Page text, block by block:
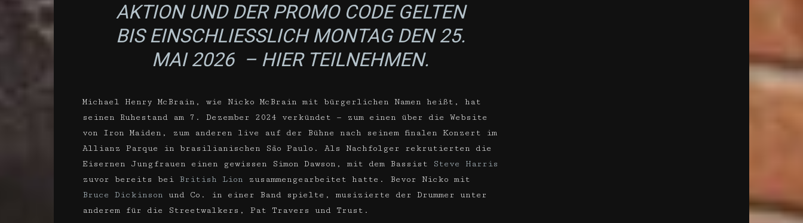
AKTION UND DER PROMO CODE GELTEN
BIS EINSCHLIESSLICH MONTAG DEN 25. M
AI 2026 – HIER TEILNEHMEN.
Michael Henry McBrain, wie Nicko McBrain mit bürgerlichen Namen heißt, hat
seinen Ruhestand am 7. Dezember 2024 verkündet — zum einen über die Website
von Iron Maiden, zum anderen live auf der Bühne nach seinem finalen Konzert im
Allianz Parque in brasilianischen São Paulo. Als Nachfolger rekrutierten die
Eisernen Jungfrauen einen gewissen Simon Dawson, mit dem Bassist
Steve Harris
zuvor bereits bei British Lion zusammengearbeitet hatte. Bevor Nicko mit
Bruce Dickinson und Co. in einer Band spielte, musizierte der Drummer unter
anderem für die Streetwalkers, Pat Travers und Trust.